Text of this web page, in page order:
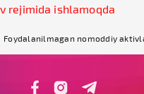
ishlamoqda
Foydalanilmagan nomoddiy